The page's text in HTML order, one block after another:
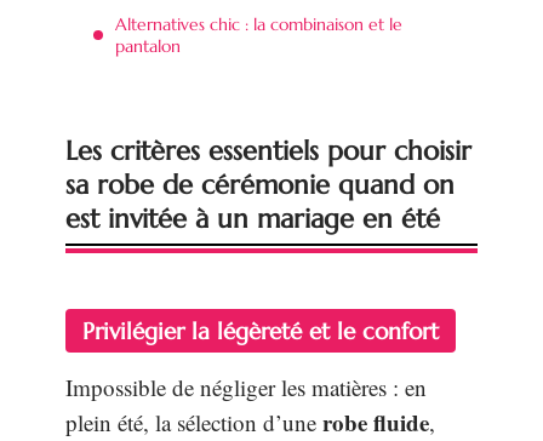
Alternatives chic : la combinaison et le
pantalon
Les critères essentiels pour choisir
sa robe de cérémonie quand on
est invitée à un mariage en été
Privilégier la légèreté et le confort
Impossible de négliger les matières : en
plein été, la sélection d’une robe fluide,